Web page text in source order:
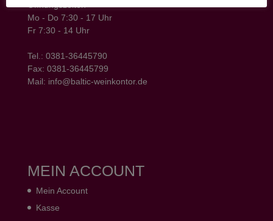
Mo - Do 7:30 - 17 Uhr
Fr 7:30 - 14 Uhr
Tel.: 0381-36445790
Fax: 0381-36445799
Mail: info@baltic-weinkontor.de
MEIN ACCOUNT
Mein Account
Kasse